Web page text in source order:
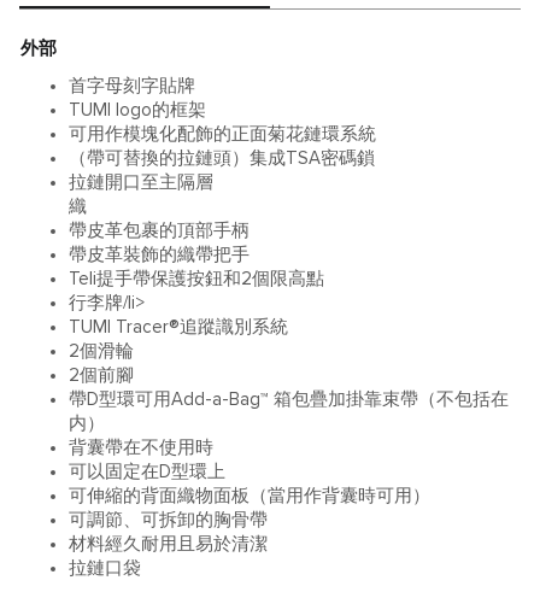
外部
首字母刻字貼牌
TUMI logo的框架
可用作模塊化配飾的正面菊花鏈環系統
（帶可替換的拉鏈頭）集成TSA密碼鎖
拉鏈開口至主隔層
織
帶皮革包裹的頂部手柄
帶皮革裝飾的織帶把手
Teli提手帶保護按鈕和2個限高點
行李牌/li>
TUMI Tracer®追蹤識別系統
2個滑輪
2個前腳
帶D型環可用Add-a-Bag™ 箱包疊加掛靠束帶（不包括在
内）
背囊帶在不使用時
可以固定在D型環上
可伸縮的背面織物面板（當用作背囊時可用）
可調節、可拆卸的胸骨帶
材料經久耐用且易於清潔
拉鏈口袋